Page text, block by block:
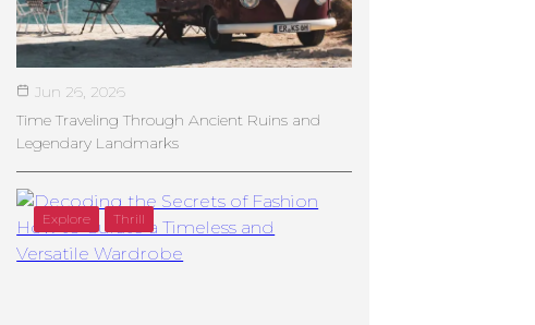
Jun 26, 2026
Time Traveling Through Ancient Ruins and
Legendary Landmarks
Explore Thrill